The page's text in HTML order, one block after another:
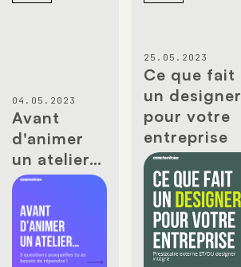
04.05.2023
Avant
d'animer
un atelier…
25.05.2023
Ce que fait
un designer
pour votre
entreprise